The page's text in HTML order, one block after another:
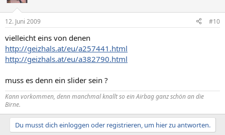
12. Juni 2009 #10
vielleicht eins von denen
http://geizhals.at/eu/a257441.html
http://geizhals.at/eu/a382790.html
muss es denn ein slider sein ?
Kann vorkommen, denn manchmal knallt so einAirbagganz schön an die
Birne.
Du musst dich einloggen oder registrieren, um hier zu antworten.